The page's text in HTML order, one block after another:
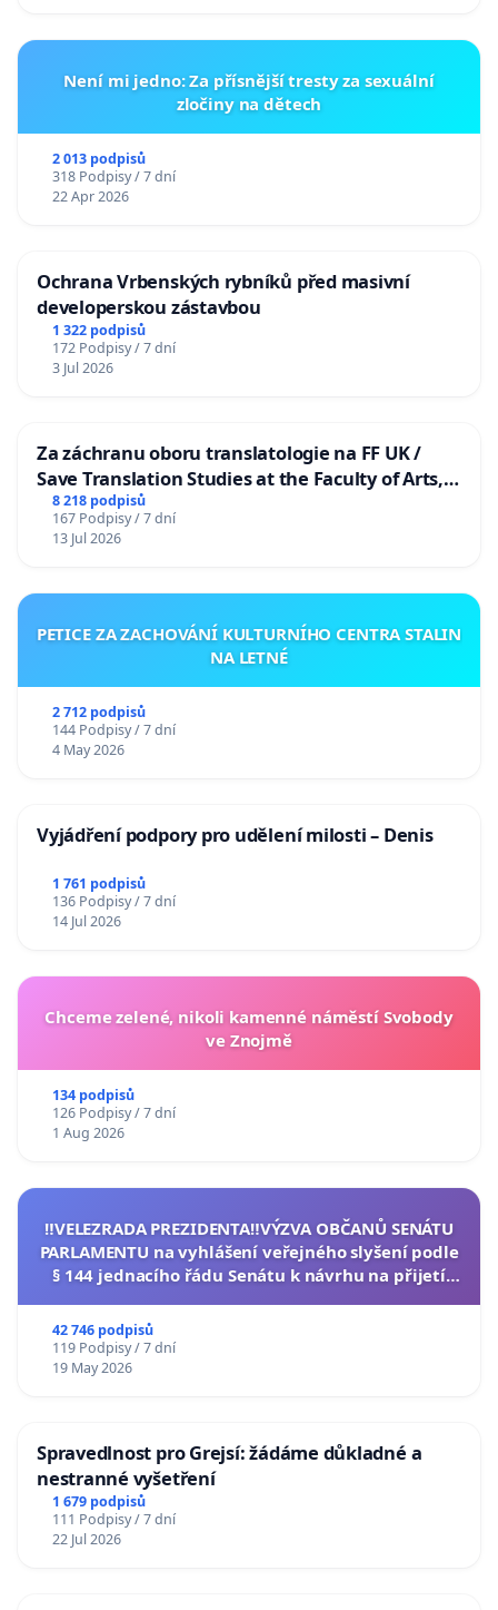
Není mi jedno: Za přísnější tresty za sexuální
zločiny na dětech
2 013 podpisů
318 Podpisy / 7 dní
22 Apr 2026
Ochrana Vrbenských rybníků před masivní
developerskou zástavbou
1 322 podpisů
172 Podpisy / 7 dní
3 Jul 2026
Za záchranu oboru translatologie na FF UK /
Save Translation Studies at the Faculty of Arts,
Charles University
8 218 podpisů
167 Podpisy / 7 dní
13 Jul 2026
PETICE ZA ZACHOVÁNÍ KULTURNÍHO CENTRA STALIN
NA LETNÉ
2 712 podpisů
144 Podpisy / 7 dní
4 May 2026
Vyjádření podpory pro udělení milosti – Denis
1 761 podpisů
136 Podpisy / 7 dní
14 Jul 2026
Chceme zelené, nikoli kamenné náměstí Svobody
ve Znojmě
134 podpisů
126 Podpisy / 7 dní
1 Aug 2026
‼️VELEZRADA PREZIDENTA‼️VÝZVA OBČANŮ SENÁTU
PARLAMENTU na vyhlášení veřejného slyšení podle
§ 144 jednacího řádu Senátu k návrhu na přijetí
42 746 podpisů
119 Podpisy / 7 dní
19 May 2026
Spravedlnost pro Grejsí: žádáme důkladné a
nestranné vyšetření
1 679 podpisů
111 Podpisy / 7 dní
22 Jul 2026